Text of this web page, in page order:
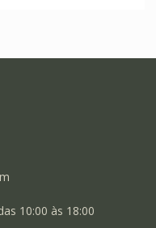
10:00 às 18:00